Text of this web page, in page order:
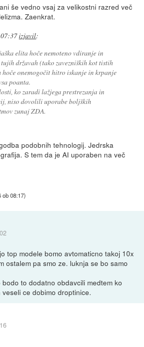
še vedno vsaj za velikostni razred več
Zaenkrat.
izjavil:
elita hoče nemoteno vdiranje in
državah (tako zavezniških kot tistih
onemogočit hitro iskanje in krpanje
poanta.
ko zaradi lažjega prestrezanja in
niso dovolili uporabe boljških
zunaj ZDA.
podobnih tehnologij. Jedrska
S tem da je AI uporaben na več
ob 08:17)
top modele bomo avtomaticno takoj 10x
ostalem pa smo ze. luknja se bo samo
to dodatno obdavcili medtem ko
ce dobimo droptinice.